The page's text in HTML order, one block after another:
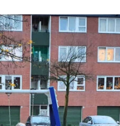
netwerken
Buurtenergie